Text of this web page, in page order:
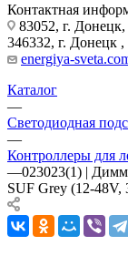
Контактная
83052, г.
346332, г. Донецк
energiya-
Каталог
—
Светодиодная
—
Контроллеры для
—023023(1) |
SUF Grey (12-48V,